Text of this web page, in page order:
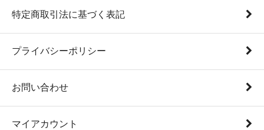
特定商取引法に基づく表記
プライバシーポリシー
お問い合わせ
マイアカウント